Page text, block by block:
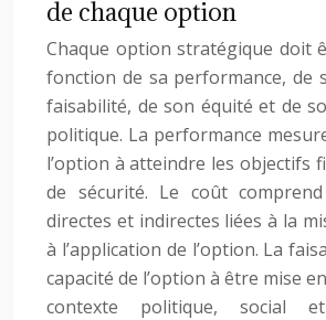
de chaque option
Chaque option stratégique doit
fonction de sa performance, de
faisabilité, de son équité et de
politique. La performance
l’option à atteindre les objectifs
de sécurité. Le coût
directes et indirectes liées à la
à l’application de l’option. La
capacité de l’option à être mise
contexte politique, social et